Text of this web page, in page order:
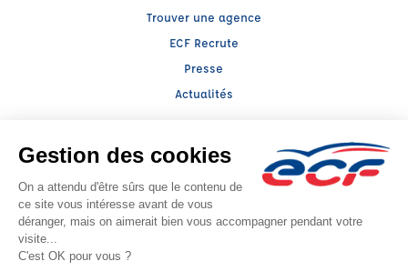
Trouver une agence
ECF Recrute
Presse
Actualités
Facebook (nouvelle fenêtre)
Instagram (nouvelle fenêtre)
LinkedIn (nouvelle fenêtre)
Raison sociale : CESR 35 - Capital social: 166169€
SIREN: 381050020 - Numéro de TVA intracommunautaire: FR 28 381050020
Agrément n°E2303500050